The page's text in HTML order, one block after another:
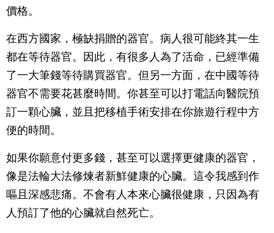
價格。
在西方國家，極缺捐贈的器官。病人很可能終其一生
都在等待器官。因此，有很多人為了活命，已經準備
了一大筆錢等待購買器官。但另一方面，在中國等待
器官不需要花甚麼時間。你甚至可以打電話向醫院預
訂一顆心臟，並且把移植手術安排在你旅遊行程中方
便的時間。
如果你願意付更多錢，甚至可以選擇更健康的器官，
像是法輪大法修煉者新鮮健康的心臟。這令我感到作
嘔且深感悲痛。不會有人本來心臟很健康，只因為有
人預訂了他的心臟就自然死亡。